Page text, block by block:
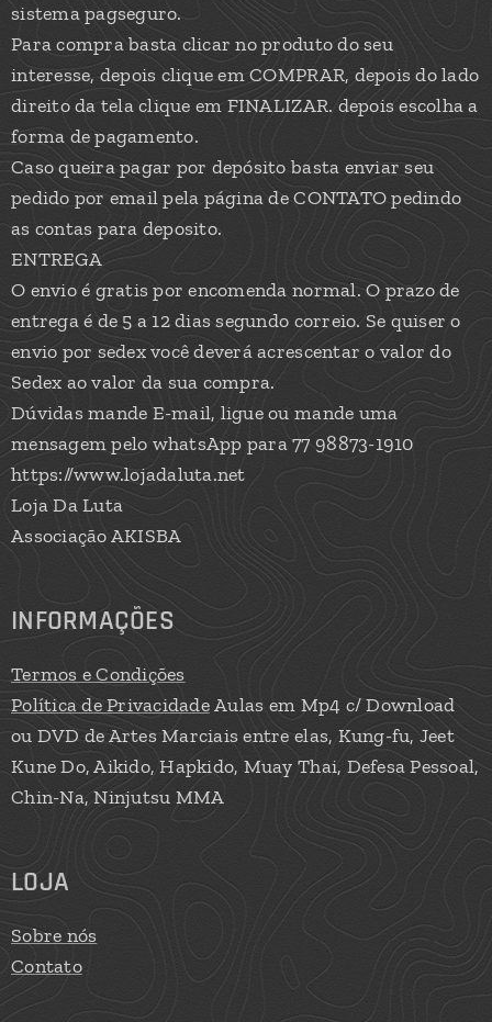
sistema pagseguro.
Para compra basta clicar no produto do seu
interesse, depois clique em COMPRAR, depois do lado
direito da tela clique em FINALIZAR. depois escolha a
forma de pagamento.
Caso queira pagar por depósito basta enviar seu
pedido por email pela página de CONTATO pedindo
as contas para deposito.
ENTREGA
O envio é gratis por encomenda normal. O prazo de
entrega é de 5 a 12 dias segundo correio. Se quiser o
envio por sedex você deverá acrescentar o valor do
Sedex ao valor da sua compra.
Dúvidas mande E-mail, ligue ou mande uma
mensagem pelo whatsApp para 77 98873-1910
https://www.lojadaluta.net
Loja Da Luta
Associação AKISBA
INFORMAÇÕES
Termos e Condições
Política de PrivacidadeAulas em Mp4 c/ Download
ou DVD de Artes Marciais entre elas, Kung-fu, Jeet
Kune Do, Aikido, Hapkido, Muay Thai, Defesa Pessoal,
Chin-Na, Ninjutsu MMA
LOJA
Sobre nós
Contato